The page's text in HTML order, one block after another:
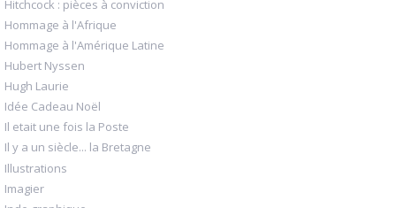
Hitchcock : pièces à conviction
Hommage à l'Afrique
Hommage à l'Amérique Latine
Hubert Nyssen
Hugh Laurie
Idée Cadeau Noël
Il etait une fois la Poste
Il y a un siècle... la Bretagne
Illustrations
Imagier